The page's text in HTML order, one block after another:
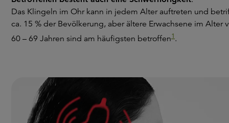
Das Klingeln im Ohr kann in jedem Alter auftreten und
ca. 15 % der Bevölkerung, aber ältere Erwachsene im Alter
60 – 69 Jahren sind am häufigsten betroffen1.